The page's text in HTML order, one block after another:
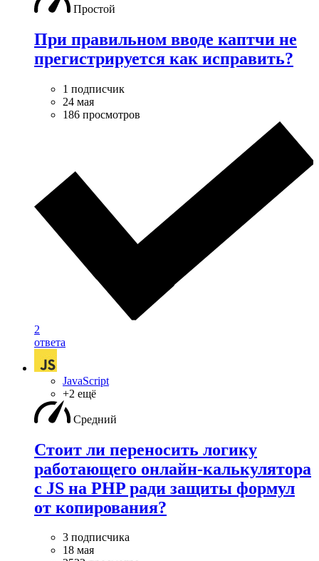
Простой
При правильном вводе каптчи не
прегистрируется как исправить?
1 подписчик
24 мая
186 просмотров
2
ответа
JavaScript
+2 ещё
Средний
Стоит ли переносить логику
работающего онлайн-калькулятора
с JS на PHP ради защиты формул
от копирования?
3 подписчика
18 мая